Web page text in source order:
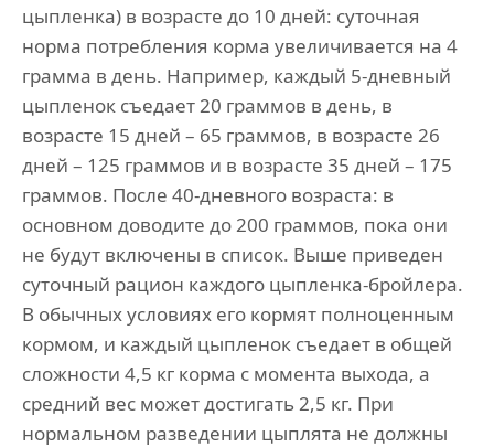
цыпленка) в возрасте до 10 дней: суточная
норма потребления корма увеличивается на 4
грамма в день. Например, каждый 5-дневный
цыпленок съедает 20 граммов в день, в
возрасте 15 дней – 65 граммов, в возрасте 26
дней – 125 граммов и в возрасте 35 дней – 175
граммов. После 40-дневного возраста: в
основном доводите до 200 граммов, пока они
не будут включены в список. Выше приведен
суточный рацион каждого цыпленка-бройлера.
В обычных условиях его кормят полноценным
кормом, и каждый цыпленок съедает в общей
сложности 4,5 кг корма с момента выхода, а
средний вес может достигать 2,5 кг. При
нормальном разведении цыплята не должны